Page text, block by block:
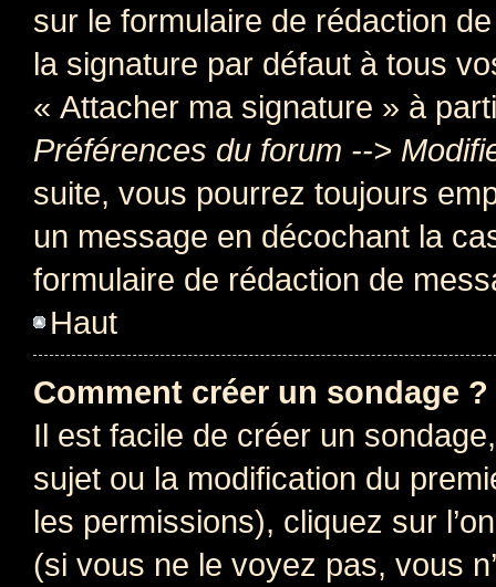
sur le formulaire de rédaction
la signature par défaut à tous
« Attacher ma signature » à
Préférences du forum -->
suite, vous pourrez toujours
un message en décochant la
formulaire de rédaction de
Haut
Comment créer un sondage ?
Il est facile de créer un
sujet ou la modification du
les permissions), cliquez sur
(si vous ne le voyez pas, vous